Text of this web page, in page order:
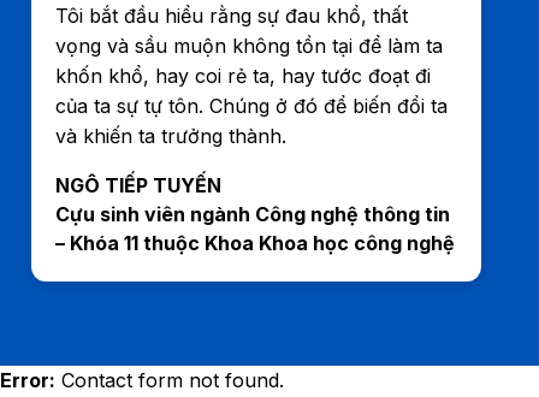
Tôi bắt đầu hiểu rằng sự đau khổ, thất
vọng và sầu muộn không tồn tại để làm ta
khốn khổ, hay coi rẻ ta, hay tước đoạt đi
của ta sự tự tôn. Chúng ở đó để biến đổi ta
và khiến ta trưởng thành.
NGÔ TIẾP TUYẾN
Cựu sinh viên ngành Công nghệ thông tin
– Khóa 11 thuộc Khoa Khoa học công nghệ
Error: Contact form not found.